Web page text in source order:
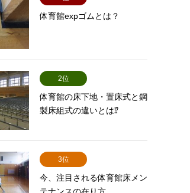
体育館expゴムとは？
2位
体育館の床下地・置床式と鋼
製床組式の違いとは⁉
3位
今、注目される体育館床メン